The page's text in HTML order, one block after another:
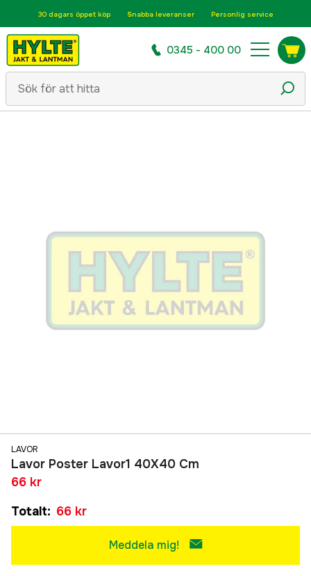
30 dagars öppet köp Snabba leveranser Personlig service
0345 - 400 00
LAVOR
Lavor Poster Lavor1 40X40 Cm
66 kr
Totalt: 66 kr
Meddela mig!